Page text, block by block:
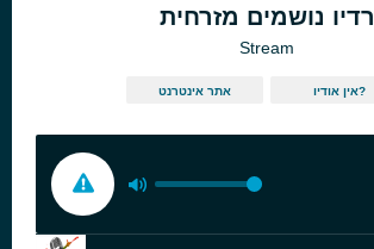
רדיו נושמים מזרחית
Stream
אתר אינטרנט אין אודיו?